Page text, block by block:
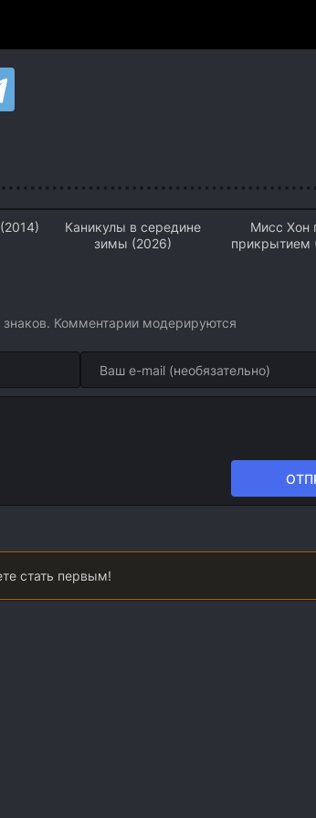
Каникулы в середине
зимы (2026)
Мисс Хон
прикрытием
Комментарии модерируются
стать первым!